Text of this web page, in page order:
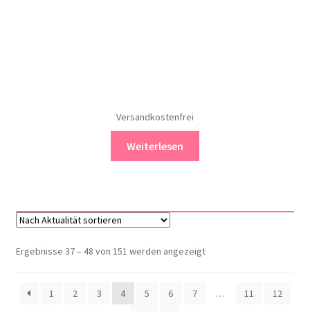
Versandkostenfrei
Weiterlesen
Ergebnisse 37 – 48 von 151 werden angezeigtNach
1
2 3 4 5 6 7 … 11
12